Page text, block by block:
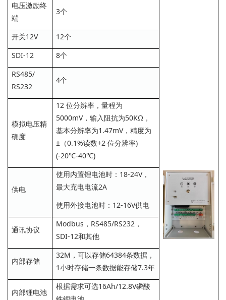
电压激励终
端
3个
开关12V
12个
SDI-12
8个
RS485/
RS232
4个
模拟电压精
确度
12 位分辨率，量程为
5000mV，输入阻抗为50KΩ，
基本分辨率为1.47mV，精度为
±（0.1%读数+2 位分辨率)
(-20℃-40℃)
供电
使用内置锂电池时：18-24V，
最大充电电流2A
使用外接电池时：12-16V供电
通讯协议
Modbus，RS485/RS232，
SDI-12和其他
内部存储
32M，可以存储64384条数据，
1小时存储一条数据能存储7.3年
内部锂电池
根据需求可选16Ah/12.8V磷酸